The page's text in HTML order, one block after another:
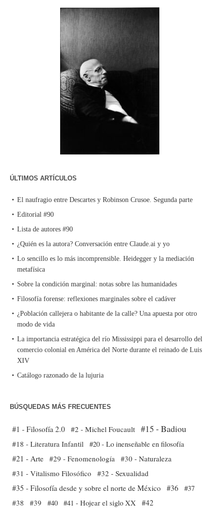
ÚLTIMOS ARTÍCULOS
El naufragio entre Descartes y Robinson Crusoe. Segunda parte
Editorial #90
Lista de autores #90
¿Quién es la autora? Conversación entre Claude.ai y yo
Lo sencillo es lo más incomprensible. Heidegger y la mediación
metafísica
Sobre la condición marginal: notas sobre las humanidades
Filosofía forense: reflexiones marginales sobre el cadáver
¿Población callejera o habitante de la calle? Una apuesta por otro
modo de vida
La importancia estratégica del río Mississippi para el desarrollo del
comercio colonial en América del Norte durante el reinado de Luis
XIV
Catálogo razonado de la lujuria
BÚSQUEDAS MÁS FRECUENTES
#1 - Filosofía 2.0 #2 - Michel Foucault #15 - Badiou
#18 - Literatura Infantil #20 - Lo inenseñable en filosofía
#21 - Arte #29 - Fenomenología
#30 - Naturaleza
#31 - Vitalismo Filosófico
#32 - Sexualidad
#35 - Filosofía desde y sobre el norte de México #36 #37
#38
#39 #40 #41 - Hojear el siglo XX #42